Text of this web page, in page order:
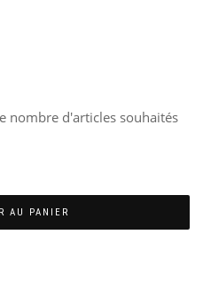
nombre d'articles souhaités
AU PANIER